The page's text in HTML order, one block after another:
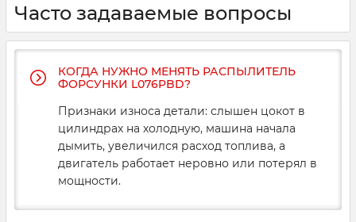
Часто задаваемые вопросы
КОГДА НУЖНО МЕНЯТЬ РАСПЫЛИТЕЛЬ
ФОРСУНКИ L076PBD?
Признаки износа детали: слышен цокот в
цилиндрах на холодную, машина начала
дымить, увеличился расход топлива, а
двигатель работает неровно или потерял в
мощности.